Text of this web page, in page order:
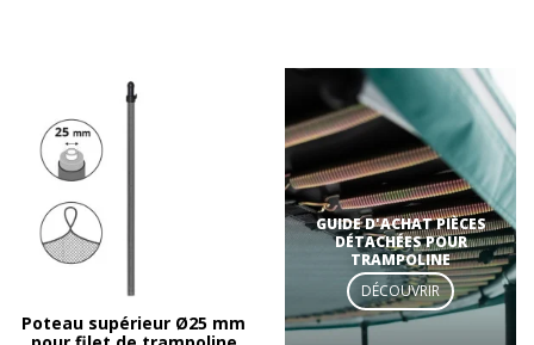
Poteau supérieur Ø25 mm
GUIDE D'ACHAT PIÈCES
DÉTACHÉES POUR
TRAMPOLINE
DÉCOUVRIR